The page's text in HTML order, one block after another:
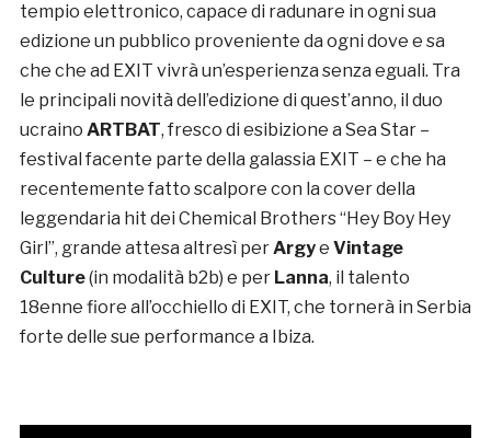
tempio elettronico, capace di radunare in ogni sua
edizione un pubblico proveniente da ogni dove e sa
che che ad EXIT vivrà un’esperienza senza eguali. Tra
le principali novità dell’edizione di quest’anno, il duo
ucraino ARTBAT, fresco di esibizione a Sea Star –
festival facente parte della galassia EXIT – e che ha
recentemente fatto scalpore con la cover della
leggendaria hit dei Chemical Brothers “Hey Boy Hey
Girl”, grande attesa altresì perArgye Vintage
Culture(in modalità b2b) e per Lanna, il talento
18enne fiore all’occhiello di EXIT, che tornerà in Serbia
forte delle sue performance a Ibiza.